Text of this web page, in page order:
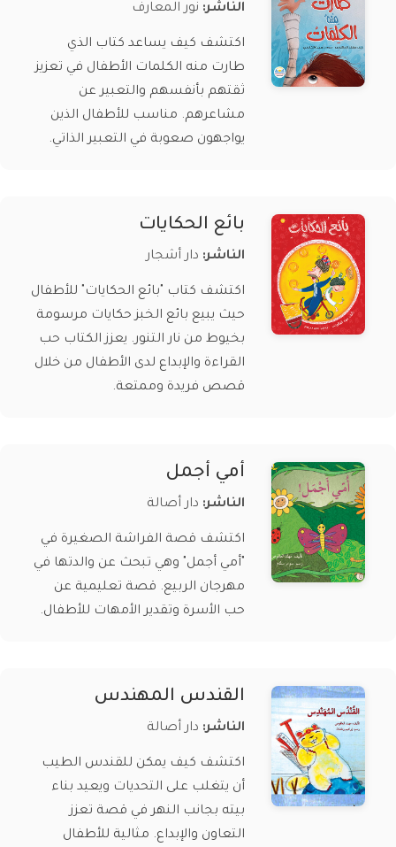
الناشر: نور المعارف
اكتشف كيف يساعد كتاب الذي
طارت منه الكلمات الأطفال في تعزيز
ثقتهم بأنفسهم والتعبير عن
مشاعرهم. مناسب للأطفال الذين
يواجهون صعوبة في التعبير الذاتي.
بائع الحكايات
الناشر: دار أشجار
اكتشف كتاب "بائع الحكايات" للأطفال
حيث يبيع بائع الخبز حكايات مرسومة
بخيوط من نار التنور. يعزز الكتاب حب
القراءة والإبداع لدى الأطفال من خلال
قصص فريدة وممتعة.
أمي أجمل
الناشر: دار أصالة
اكتشف قصة الفراشة الصغيرة في
"أمي أجمل" وهي تبحث عن والدتها في
مهرجان الربيع. قصة تعليمية عن
حب الأسرة وتقدير الأمهات للأطفال.
القندس المهندس
الناشر: دار أصالة
اكتشف كيف يمكن للقندس الطيب
أن يتغلب على التحديات ويعيد بناء
بيته بجانب النهر في قصة تعزز
التعاون والإبداع. مثالية للأطفال